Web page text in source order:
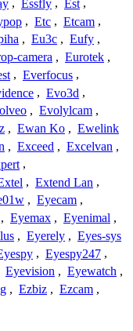
, Essfly , Est ,
, Etc , Etcam ,
, Eu3c , Eufy ,
camera , Eurotek ,
, Everfocus ,
, Evo3d ,
, Evolylcam ,
, Ewan Ko , Ewelink
, Exceed , Excelvan ,
,
, Extend Lan ,
, Eyecam ,
, Eyemax , Eyenimal ,
, Eyerely , Eyes-sys
, Eyespy247 ,
Eyevision , Eyewatch ,
, Ezbiz , Ezcam ,